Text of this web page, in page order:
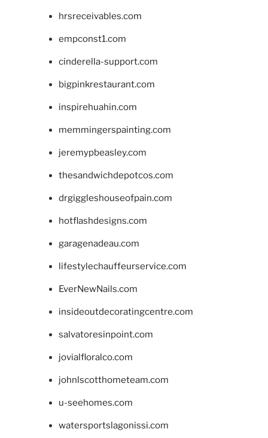
hrsreceivables.com
empconst1.com
cinderella-support.com
bigpinkrestaurant.com
inspirehuahin.com
memmingerspainting.com
jeremypbeasley.com
thesandwichdepotcos.com
drgiggleshouseofpain.com
hotflashdesigns.com
garagenadeau.com
lifestylechauffeurservice.com
EverNewNails.com
insideoutdecoratingcentre.com
salvatoresinpoint.com
jovialfloralco.com
johnlscotthometeam.com
u-seehomes.com
watersportslagonissi.com